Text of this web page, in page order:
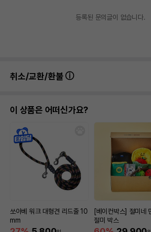
등록된 문의글이 없습니다.
취소/교환/환불
이 상품은 어떠신가요?
쏘아베 워크 대형견 리드줄 10
mm
[베이컨박스] 절미네
절미 박스